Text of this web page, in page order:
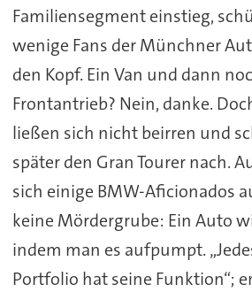
Familiensegment einstieg,
wenige Fans der Münchner
den Kopf. Ein Van und dann
Frontantrieb? Nein, danke.
ließen sich nicht beirren und
später den Gran Tourer nach.
sich einige BMW-Aficionados
keine Mördergrube: Ein Auto
indem man es aufpumpt.
Portfolio hat seine Funktion“;